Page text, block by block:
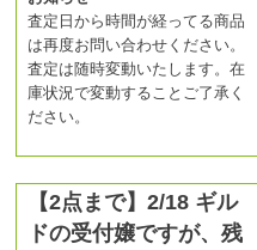
査定日から時間が経ってる商品
は再度お問い合わせください。
査定は随時変動いたします。在
庫状況で変動することご了承く
ださい。
【2点まで】2/18 ギル
ドの受付嬢ですが、残